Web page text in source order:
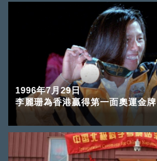
1996年7月29日
李麗珊為香港贏得第一面奧運金牌